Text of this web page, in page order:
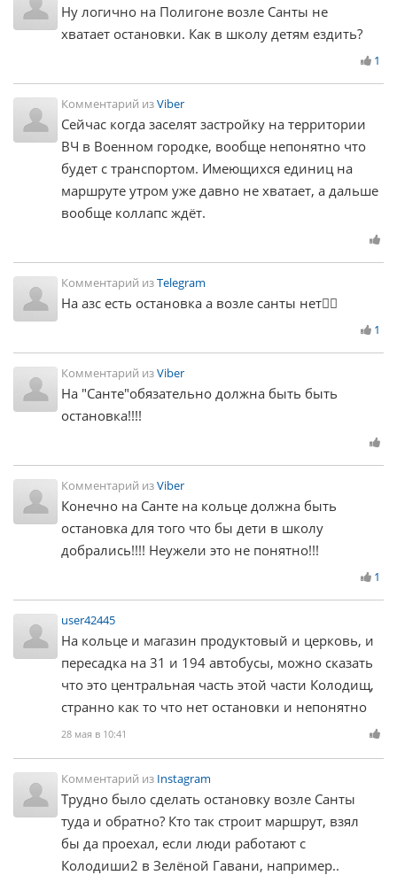
Ну логично на Полигоне возле Санты не
хватает остановки. Как в школу детям ездить?
1
Комментарий изViber
Сейчас когда заселят застройку на территории
ВЧ в Военном городке, вообще непонятно что
будет с транспортом. Имеющихся единиц на
маршруте утром уже давно не хватает, а дальше
вообще коллапс ждёт.
Комментарий изTelegram
На азс есть остановка а возле санты нет🤦‍♂️
1
Комментарий изViber
На "Санте"обязательно должна быть быть
остановка!!!!
Комментарий изViber
Конечно на Санте на кольце должна быть
остановка для того что бы дети в школу
добрались!!!! Неужели это не понятно!!!
1
user42445
На кольце и магазин продуктовый и церковь, и
пересадка на 31 и 194 автобусы, можно сказать
что это центральная часть этой части Колодищ,
странно как то что нет остановки и непонятно
28 мая в 10:41
Комментарий из Instagram
Трудно было сделать остановку возле Санты
туда и обратно? Кто так строит маршрут, взял
бы да проехал, если люди работают с
Колодиши2 в Зелёной Гавани, например..